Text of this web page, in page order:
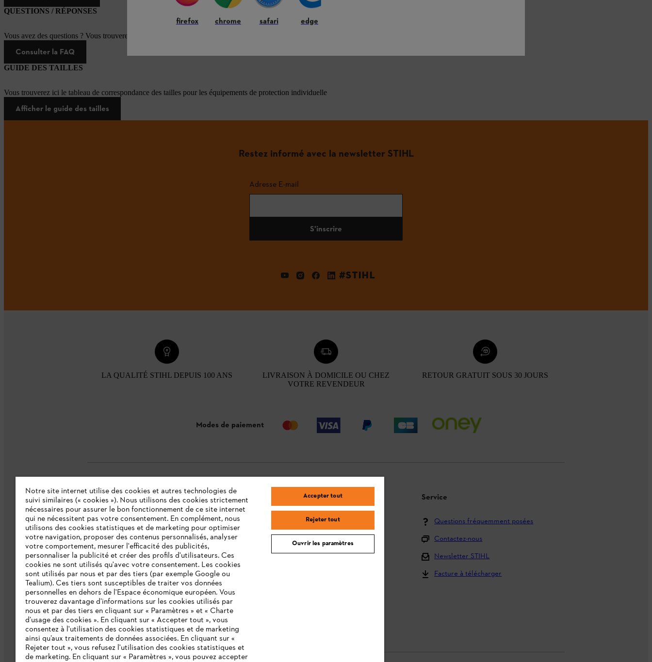
QUESTIONS / RÉPONSES
Vous avez des questions ? Vous trouverez ici les réponses aux questions les plus fréquemment posées
Consulter la FAQ
GUIDE DES TAILLES
Vous trouverez ici le tableau de correspondance des tailles pour les équipements de protection individuelle
Afficher le guide des tailles
Restez informé avec la newsletter STIHL
Adresse E-mail
S'inscrire
#STIHL
LA QUALITÉ STIHL DEPUIS 100 ANS
LIVRAISON À DOMICILE OU CHEZ
VOTRE REVENDEUR
RETOUR GRATUIT SOUS 30 JOURS
Modes de paiement
L'Entreprise
Collections STIHL
Qui sommes-nous ?
Presse
Ligne Intégrité STIHL
Programme partenaire STIHL
Déclaration d'accessibilité
Questions / Réponses
Moyens de paiement
Droit de rétractation et retour
Service
Questions fréquemment posées
Contactez-nous
Newsletter STIHL
Facture à télécharger
firefox chrome safari edge
Notre site internet utilise des cookies et autres technologies de
suivi similaires (« cookies »). Nous utilisons des cookies strictement
nécessaires pour assurer le bon fonctionnement de ce site internet
qui ne nécessitent pas votre consentement. En complément, nous
utilisons des cookies statistiques et de marketing pour optimiser
votre navigation, proposer des contenus personnalisés, analyser
votre comportement, mesurer l'efficacité des publicités,
personnaliser la publicité et créer des profils d'utilisateurs. Ces
cookies ne sont utilisés qu'avec votre consentement. Les cookies
sont utilisés par nous et par des tiers (par exemple Google ou
Tealium). Ces tiers sont susceptibles de traiter vos données
personnelles en dehors de l'Espace économique européen. Vous
trouverez davantage d’informations sur les cookies utilisés par
nous et par des tiers en cliquant sur « Paramètres » et « Charte
d’usage des cookies ». En cliquant sur « Accepter tout », vous
consentez à l'utilisation des cookies statistiques et de marketing
ainsi qu’aux traitements de données associées. En cliquant sur «
Rejeter tout », vous refusez l'utilisation des cookies statistiques et
de marketing. En cliquant sur « Paramètres », vous pouvez accepter
Accepter tout
Rejeter tout
Ouvrir les paramètres